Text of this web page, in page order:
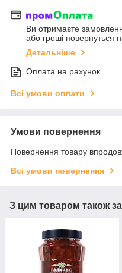
Ви отримаєте
або гроші повернуться
Детальніше
Оплата на рахунок
Всі умови оплати
Умови повернення
Повернення товару
Всі умови повернення
З цим товаром також